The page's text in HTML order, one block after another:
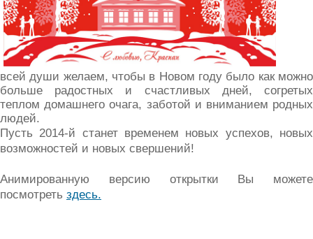
всей души желаем, чтобы в Новом году было как можно
больше радостных и счастливых дней, согретых
теплом домашнего очага, заботой и вниманием родных
людей.
Пусть 2014-й станет временем новых успехов, новых
возможностей и новых свершений!
Анимированную версию открытки Вы можете
посмотреть здесь.